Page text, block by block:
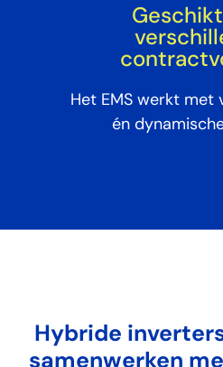
Het EMS werkt met
én
Hybride
samenwerken